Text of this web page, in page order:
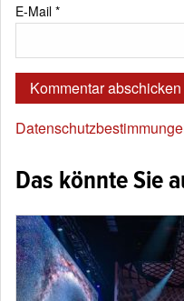
E-Mail *
Das könnte Sie